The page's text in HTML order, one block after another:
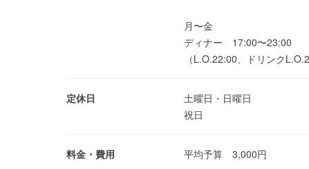
月〜金
ディナー 17:00〜23:00
（L.O.22:00、ドリンク
定休日
土曜日・日曜日
祝日
料金・費用 平均予算 3,000円